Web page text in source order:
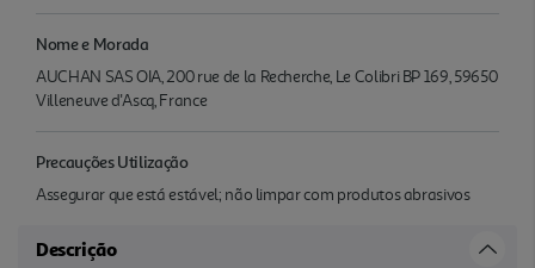
Nome e Morada
AUCHAN SAS OIA, 200 rue de la Recherche, Le Colibri BP 169, 59650
Villeneuve d'Ascq, France
Precauções Utilização
Assegurar que está estável; não limpar com produtos abrasivos
Descrição